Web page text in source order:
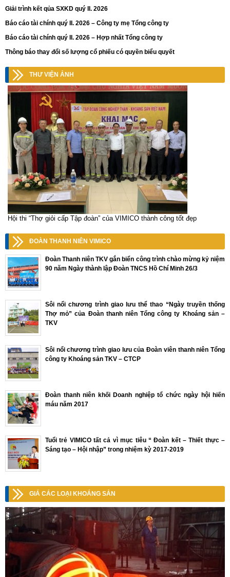
Giải trình kết qủa SXKD quý II. 2026
Báo cáo tài chính quý II. 2026 – Công ty mẹ Tổng công ty
Báo cáo tài chính quý II. 2026 – Hợp nhất Tổng công ty
Thông báo thay đổi số lượng cổ phiếu có quyền biểu quyết
THƯ VIỆN ẢNH
Hội thi “Thợ giỏi cấp Tập đoàn” của VIMICO thành công tốt đẹp
ĐOÀN THANH NIÊN VIMICO
Đoàn Thanh niên TKV gắn biển công trình chào mừng kỷ niệm
90 năm Ngày thành lập Đoàn TNCS Hồ Chí Minh 26/3
Sôi nổi chương trình giao lưu thể thao “Ngày truyền thống
Thợ mỏ” của Đoàn thanh niên Tổng công ty Khoáng sản –
TKV
Sôi nổi chương trình giao lưu của Đoàn viên thanh niên Tổng
công ty Khoáng sản TKV – CTCP
Đoàn thanh niên khối Doanh nghiệp tổ chức ngày hội hiến
máu năm 2017
Tuổi trẻ VIMICO tất cả vì mục tiêu “ Đoàn kết – Thiết thực –
Sáng tạo – Hội nhập” trong nhiệm kỳ 2017-2019
GIÁ CÁC LOẠI KHOÁNG SẢN